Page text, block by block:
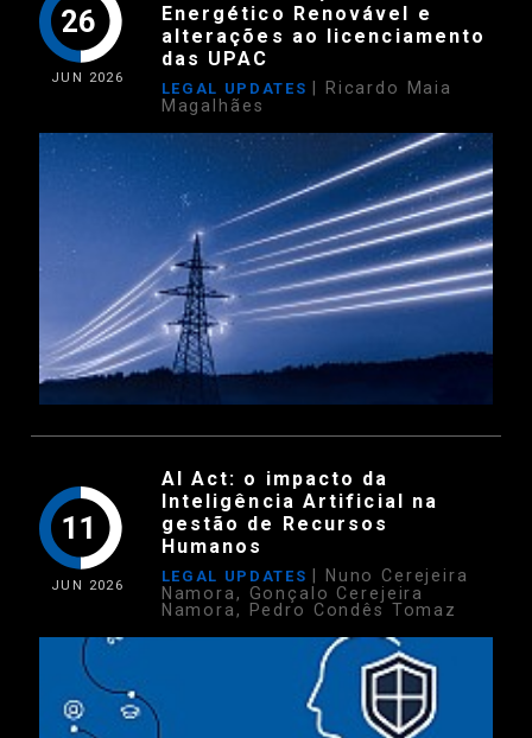
26
JUN 2026
Energético Renovável e
alterações ao licenciamento
das UPAC
LEGAL UPDATES
| Ricardo Maia
Magalhães
11
JUN 2026
AI Act: o impacto da
Inteligência Artificial na
gestão de Recursos
Humanos
LEGAL UPDATES | Nuno Cerejeira
Namora, Gonçalo Cerejeira
Namora, Pedro Condês Tomaz